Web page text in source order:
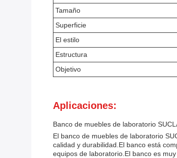
Tamaño
Superficie
El estilo
Estructura
Objetivo
Aplicaciones:
Banco de muebles de laboratorio
El banco de muebles de laboratorio
calidad y durabilidad.El banco está
equipos de laboratorio.El banco es